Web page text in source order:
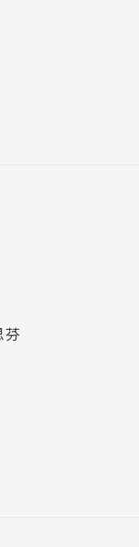
經宋、齊、梁
亂君，令人瞠目
此一一呈現。
朝代。
南北朝歷史書，
芬